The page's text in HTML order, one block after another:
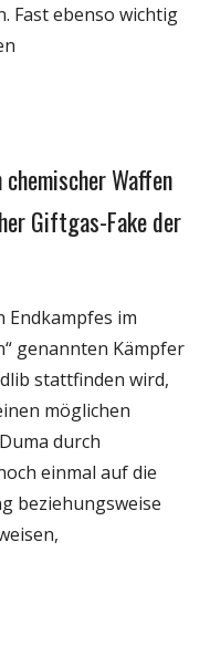
Fast ebenso wichtig
Waffen
Giftgas-Fake der
Endkampfes im
genannten Kämpfer
stattfinden wird,
möglichen
durch
einmal auf die
beziehungsweise